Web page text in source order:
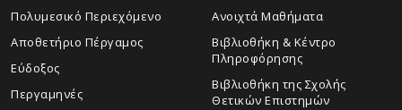
Πολυμεσικό Περιεχόμενο
Αποθετήριο Πέργαμος
Εύδοξος
Περγαμηνές
Ανοιχτά Μαθήματα
Βιβλιοθήκη & Κέντρο
Πληροφόρησης
Βιβλιοθήκη της Σχολής
Θετικών Επιστημών